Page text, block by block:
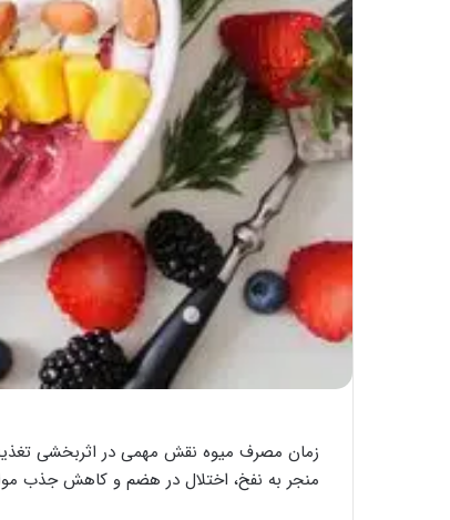
زمان مصرف میوه نقش مهمی در اثربخشی
منجر به نفخ، اختلال در هضم و کاهش جذب